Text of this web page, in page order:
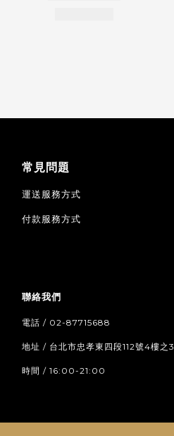
常見問題
運送服務方式
付款服務方式
聯絡我們
電話 / 02-87715688
地址 / 台北市忠孝東四段112號4樓之3
時間 / 16:00-21:00